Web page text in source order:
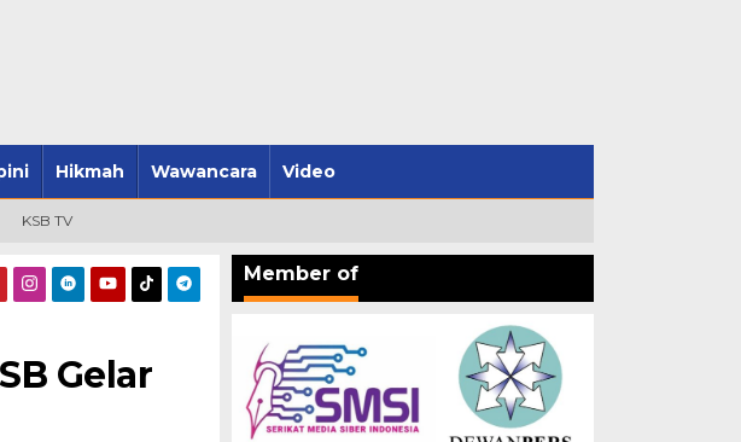
Hikmah Wawancara Video
KSB TV
Gelar
Member of